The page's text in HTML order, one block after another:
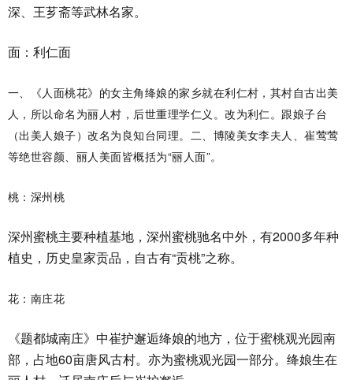
深、王芗斋等武林名家。
面：利仁面
一、《人面桃花》的女主角绛娘的家乡就在利仁村，其村自古出美
人，所以命名为丽人村，后世重理学仁义。改为利仁。跟娘子台
（出美人娘子）改名为良知台同理。二、博陵美女李夫人、崔莺莺
等绝世容颜、丽人美面皆概括为“丽人面”。
桃：深州桃
深州蜜桃主要种植基地，深州蜜桃驰名中外，有2000多年种
植史，历史皇家贡品，自古有“贡桃”之称。
花：南庄花
《题都城南庄》中崔护邂逅绛娘的地方，位于蜜桃观光园南
部，占地60亩唐风古村。亦为蜜桃观光园一部分。绛娘生在